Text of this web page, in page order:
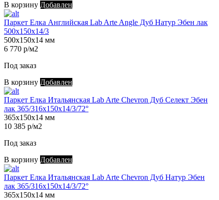
В корзину Добавлен
Паркет Елка Английская Lab Arte Angle Дуб Натур Эбен лак
500х150х14/3
500х150х14 мм
6 770 р/м2
Под заказ
В корзину Добавлен
Паркет Елка Итальянская Lab Arte Chevron Дуб Селект Эбен
лак 365/316х150х14/3/72°
365х150х14 мм
10 385 р/м2
Под заказ
В корзину Добавлен
Паркет Елка Итальянская Lab Arte Chevron Дуб Натур Эбен
лак 365/316х150х14/3/72°
365х150х14 мм